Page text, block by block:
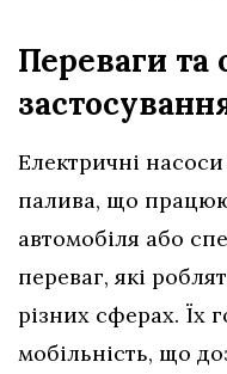
Переваги та
Електричні
палива, що
автомобіля або
переваг, які
різних сферах. Їх
мобільність, що